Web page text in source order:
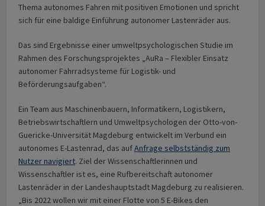
Thema autonomes Fahren mit positiven Emotionen und spricht
sich für eine baldige Einführung autonomer Lastenräder aus.
Das sind Ergebnisse einer umweltpsychologischen Studie im
Rahmen des Forschungsprojektes „AuRa – Flexibler Einsatz
autonomer Fahrradsysteme für Logistik- und
Beförderungsaufgaben“.
Ein Team aus Maschinenbauern, Informatikern, Logistikern,
Betriebswirtschaftlern und Umweltpsychologen der Otto-von-
Guericke-Universität Magdeburg entwickelt im Verbund ein
autonomes E-Lastenrad, das aufAnfrage selbstständig zum
Nutzer navigiert. Ziel der Wissenschaftlerinnen und
Wissenschaftler ist es, eine Rufbereitschaft autonomer
Lastenräder in der Landeshauptstadt Magdeburg zu realisieren.
„Bis 2022 wollen wir mit einer Flotte von 5 E-Bikes den